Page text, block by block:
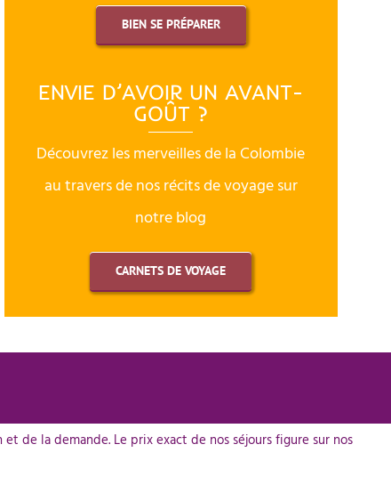
BIEN SE PRÉPARER
ENVIE D’AVOIR UN AVANT-
GOÛT ?
Découvrez les merveilles de la Colombie
au travers de nos récits de voyage sur
notre blog
CARNETS DE VOYAGE
de la demande. Le prix exact de nos séjours figure sur nos